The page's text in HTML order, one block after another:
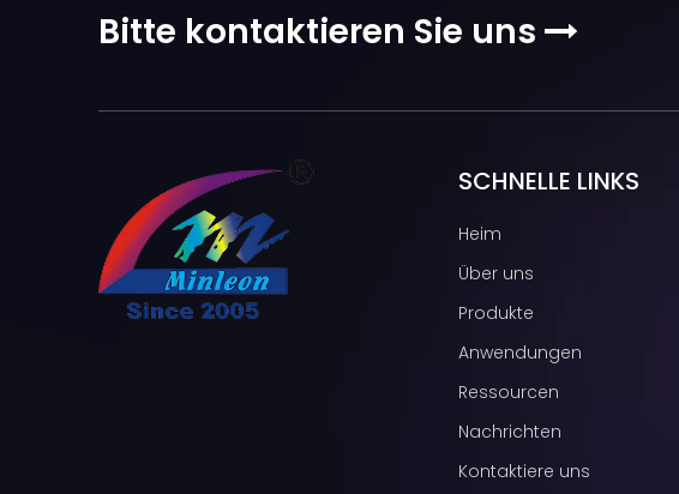
Bitte kontaktieren Sie uns 
SCHNELLE LINKS
Heim
Über uns
Produkte
Anwendungen
Ressourcen
Nachrichten
Kontaktiere uns